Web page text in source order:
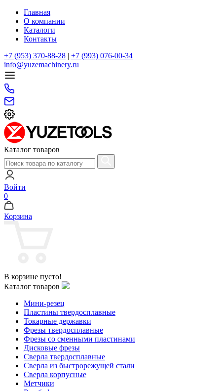
Главная
О компании
Каталоги
Контакты
+7 (953) 370-88-28 | +7 (993) 076-00-34
info@yuzemachinery.ru
Каталог товаров
Войти
0
Корзина
В корзине пусто!
Каталог товаров
Мини-резец
Пластины твердосплавные
Токарные державки
Фрезы твердосплавные
Фрезы со сменными пластинами
Дисковые фрезы
Сверла твердосплавные
Сверла из быстрорежущей стали
Сверла корпусные
Метчики